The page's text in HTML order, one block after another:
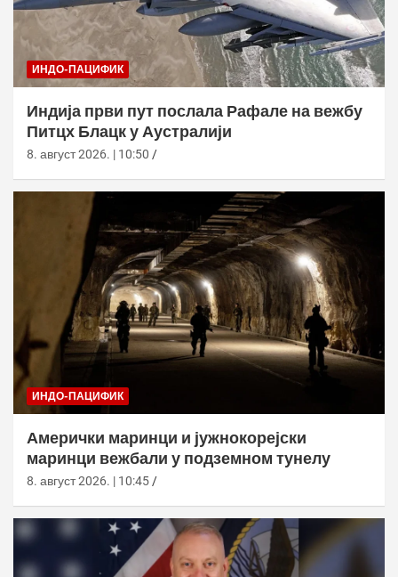
ИНДО-ПАЦИФИК
Индија први пут послала Рафале на вежбу
Питцх Блацк у Аустралији
8. август 2026. | 10:50
ИНДО-ПАЦИФИК
Амерички маринци и јужнокорејски
маринци вежбали у подземном тунелу
8. август 2026. | 10:45